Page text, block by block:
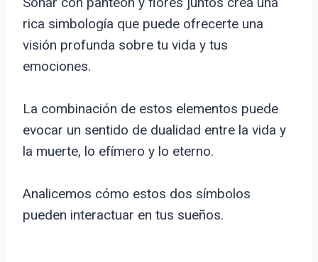
rica simbología que puede ofrecerte una
visión profunda sobre tu vida y tus
emociones.
La combinación de estos elementos puede
evocar un sentido de dualidad entre la vida y
la muerte, lo efímero y lo eterno.
Analicemos cómo estos dos símbolos
pueden interactuar en tus sueños.